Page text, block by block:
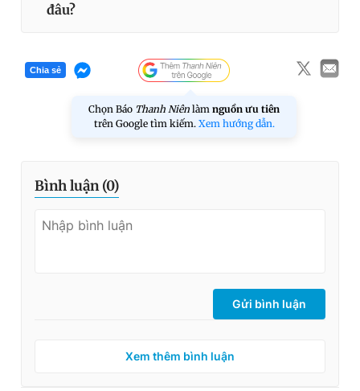
đâu?
Chia sẻ
Chọn Báo Thanh Niên làm nguồn ưu tiên
trên Google tìm kiếm. Xem hướng dẫn.
Bình luận (0)
Gửi bình luận
Xem thêm bình luận